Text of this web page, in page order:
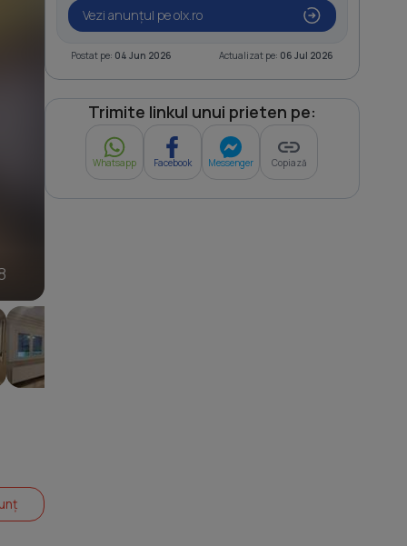
Vezi anunțul pe olx.ro
Postat pe: 04 Jun 2026 Actualizat pe: 06 Jul 2026
Trimite linkul unui prieten pe:
Whatsapp Facebook Messenger Copiază